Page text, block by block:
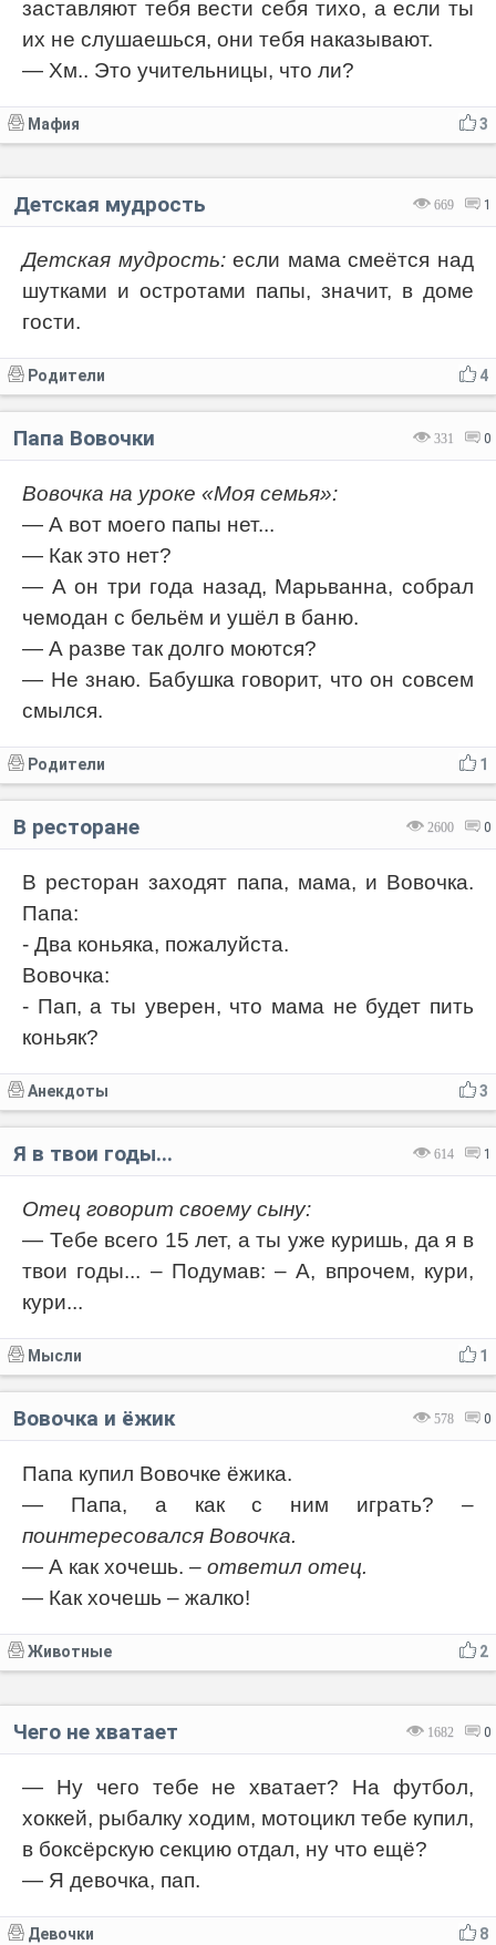
заставляют тебя вести себя тихо, а если ты
их не слушаешься, они тебя наказывают.
— Хм.. Это учительницы, что ли?
3
Мафия
669 1
Детская мудрость
Детская мудрость:если мама смеётся над
шутками и остротами папы, значит, в доме
гости.
4
Родители
331 0
Папа Вовочки
Вовочка на уроке «Моя семья»:
— А вот моего папы нет...
— Как это нет?
— А он три года назад, Марьванна, собрал
чемодан с бельём и ушёл в баню.
— А разве так долго моются?
— Не знаю. Бабушка говорит, что он совсем
смылся.
1
Родители
2600 0
В ресторане
В ресторан заходят папа, мама, и Вовочка.
Папа:
- Два коньяка, пожалуйста.
Вовочка:
- Пап, а ты уверен, что мама не будет пить
коньяк?
3
Анекдоты
614 1
Я в твои годы...
Отец говорит своему сыну:
— Тебе всего 15 лет, а ты уже куришь, да я в
твои годы... – Подумав: – А, впрочем, кури,
кури...
1
Мысли
578 0
Вовочка и ёжик
Папа купил Вовочке ёжика.
— Папа, а как с ним играть? –
поинтересовался Вовочка.
— А как хочешь. – ответил отец.
— Как хочешь – жалко!
2
Животные
1682 0
Чего не хватает
— Ну чего тебе не хватает? На футбол,
хоккей, рыбалку ходим, мотоцикл тебе купил,
в боксёрскую секцию отдал, ну что ещё?
— Я девочка, пап.
8
Девочки